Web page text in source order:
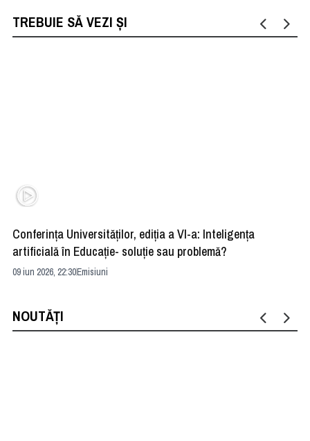
TREBUIE SĂ VEZI ȘI
Conferința Universităților, ediția a VI-a: Inteligența
artificială în Educație- soluție sau problemă?
09 iun 2026, 22:30Emisiuni
NOUTĂȚI